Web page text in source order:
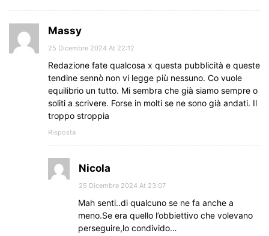
Massy
25 Dicembre 2024 At 22:12
Redazione fate qualcosa x questa pubblicità e queste
tendine sennò non vi legge più nessuno. Co vuole
equilibrio un tutto. Mi sembra che già siamo sempre o
soliti a scrivere. Forse in molti se ne sono già andati. Il
troppo stroppia
Risposta
Nicola
25 Dicembre 2024 At 23:07
Mah senti..di qualcuno se ne fa anche a
meno.Se era quello l’obbiettivo che volevano
perseguire,lo condivido…